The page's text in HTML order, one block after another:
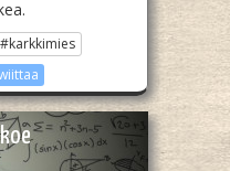
#karkkimies